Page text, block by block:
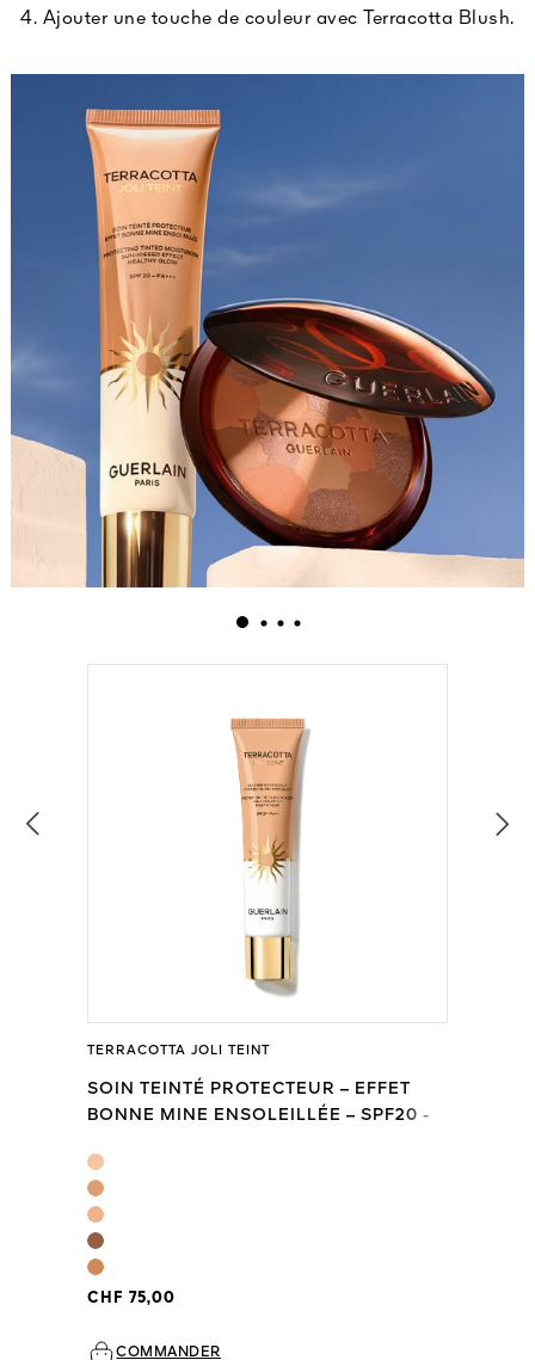
4. Ajouter une touche de couleur avec Terracotta Blush.
TERRACOTTA JOLI TEINT
SOIN TEINTÉ PROTECTEUR – EFFET
BONNE MINE ENSOLEILLÉE – SPF20 -
CHF 75,00
COMMANDER